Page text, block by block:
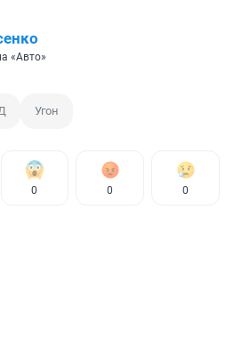
«Авто»
Угон
0 0 0